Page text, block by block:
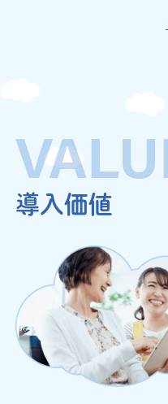
導入価値